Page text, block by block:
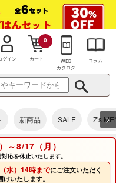
グイン カート
0
WEB
カタログ
コラム
新商品 SALE Z's >
～8/17（月）
応を休止いたします。
水）14時までにご注文いただく
けいたします。